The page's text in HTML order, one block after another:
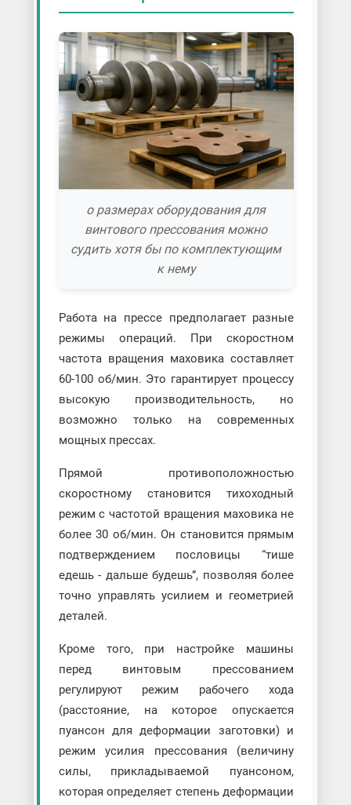
о размерах оборудования для
винтового прессования можно
судить хотя бы по комплектующим
к нему
Работа на прессе предполагает разные
режимы операций. При скоростном
частота вращения маховика составляет
60-100 об/мин. Это гарантирует процессу
высокую производительность, но
возможно только на современных
мощных прессах.
Прямой противоположностью
скоростному становится тихоходный
режим с частотой вращения маховика не
более 30 об/мин. Он становится прямым
подтверждением пословицы “тише
едешь - дальше будешь”, позволяя более
точно управлять усилием и геометрией
деталей.
Кроме того, при настройке машины
перед винтовым прессованием
регулируют режим рабочего хода
(расстояние, на которое опускается
пуансон для деформации заготовки) и
режим усилия прессования (величину
силы, прикладываемой пуансоном,
которая определяет степень деформации